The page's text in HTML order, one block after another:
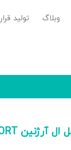
وبلاگ تولید